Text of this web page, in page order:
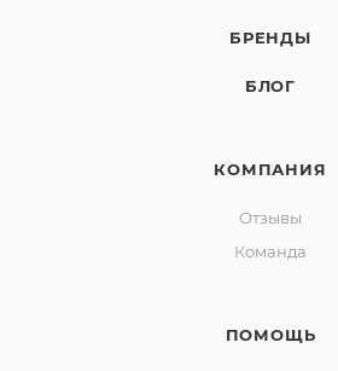
БРЕНДЫ
БЛОГ
КОМПАНИЯ
Отзывы
Команда
ПОМОЩЬ